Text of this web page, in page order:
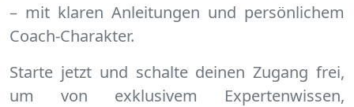
– mit klaren Anleitungen und persönlichem
Coach-Charakter.
Starte jetzt und schalte deinen Zugang frei,
um von exklusivem Expertenwissen,